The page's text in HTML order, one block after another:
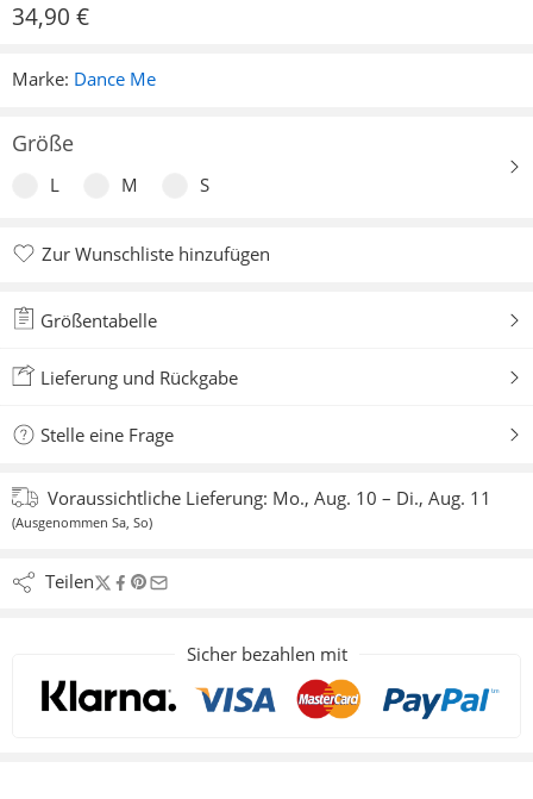
34,90 €
Marke: Dance Me
Größe
L M S
Zur Wunschliste hinzufügen
Größentabelle
Lieferung und Rückgabe
Stelle eine Frage
Voraussichtliche Lieferung: Mo., Aug. 10 – Di., Aug. 11
(Ausgenommen Sa, So)
Teilen
Sicher bezahlen mit